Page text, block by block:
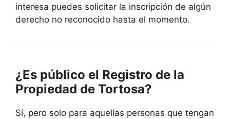
interesa puedes solicitar la inscripción de algún
derecho no reconocido hasta el momento.
¿Es público el Registro de la
Propiedad de Tortosa?
Sí, pero solo para aquellas personas que tengan